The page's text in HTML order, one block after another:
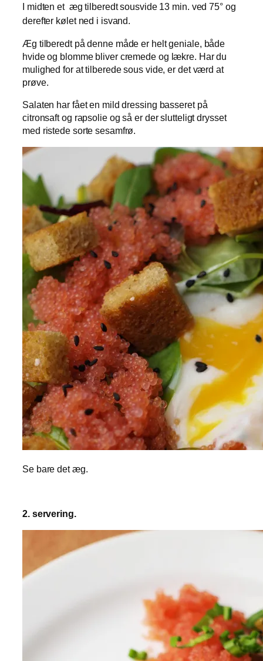
I midten et æg tilberedt sousvide 13 min. ved 75° og
derefter kølet ned i isvand.
Æg tilberedt på denne måde er helt geniale, både
hvide og blomme bliver cremede og lækre. Har du
mulighed for at tilberede sous vide, er det værd at
prøve.
Salaten har fået en mild dressing basseret på
citronsaft og rapsolie og så er der slutteligt drysset
med ristede sorte sesamfrø.
Se bare det æg.
2. servering.